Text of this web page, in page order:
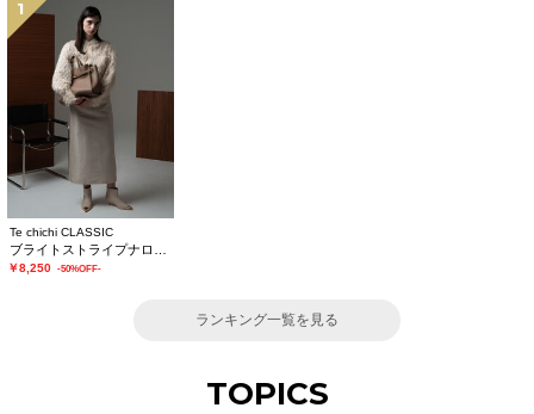
1
Te chichi CLASSIC
￥8,250 -50%OFF-
ランキング一覧を見る
TOPICS